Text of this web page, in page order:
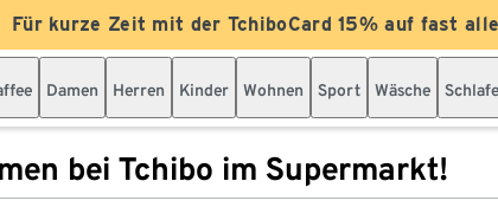
Für kurze Zeit mit der TchiboCard 15% auf fast
Damen Herren Kinder Wohnen Sport Wäsche
bei Tchibo im Supermarkt!